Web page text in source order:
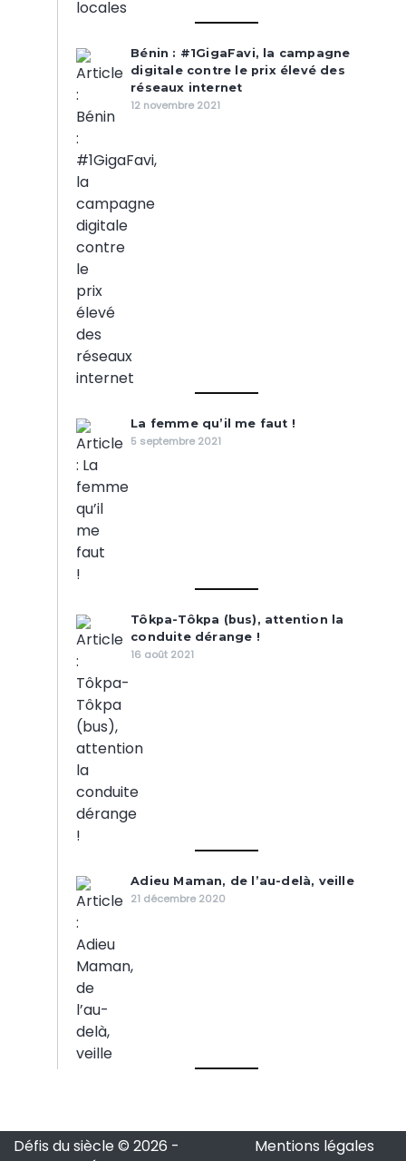
Bénin : #1GigaFavi, la campagne
digitale contre le prix élevé des
réseaux internet
12 novembre 2021
La femme qu’il me faut !
5 septembre 2021
Tôkpa-Tôkpa (bus), attention la
conduite dérange !
16 août 2021
Adieu Maman, de l’au-delà, veille
21 décembre 2020
Défis du siècle © 2026 -
Mentions légales